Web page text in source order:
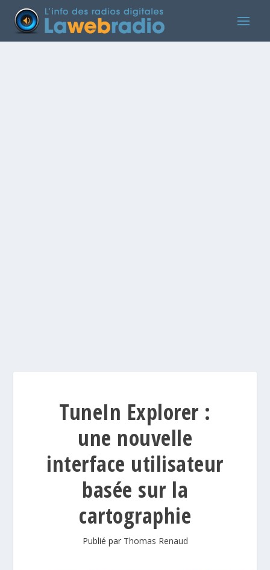
TuneIn Explorer :
une nouvelle
interface utilisateur
basée sur la
cartographie
Publié par Thomas Renaud